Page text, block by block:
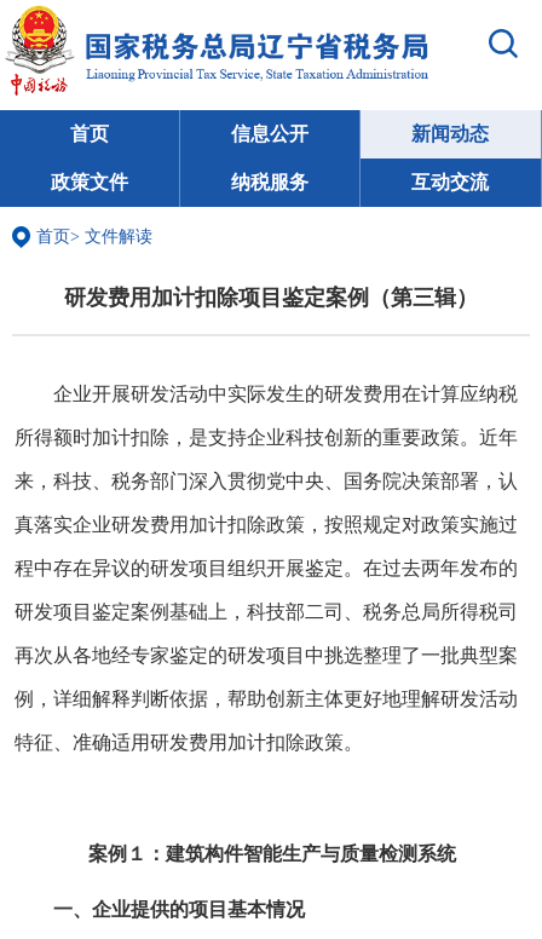
首页 信息公开 新闻动态
政策文件 纳税服务 互动交流
首页> 文件解读
研发费用加计扣除项目鉴定案例（第三辑）
企业开展研发活动中实际发生的研发费用在计算应纳税
所得额时加计扣除，是支持企业科技创新的重要政策。近年
来，科技、税务部门深入贯彻党中央、国务院决策部署，认
真落实企业研发费用加计扣除政策，按照规定对政策实施过
程中存在异议的研发项目组织开展鉴定。在过去两年发布的
研发项目鉴定案例基础上，科技部二司、税务总局所得税司
再次从各地经专家鉴定的研发项目中挑选整理了一批典型案
例，详细解释判断依据，帮助创新主体更好地理解研发活动
特征、准确适用研发费用加计扣除政策。
案例１：建筑构件智能生产与质量检测系统
一、企业提供的项目基本情况